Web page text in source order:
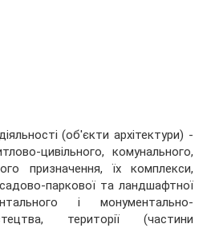
(об'єкти архітектури) -
цивільного, комунального,
призначення, їх комплекси,
паркової та ландшафтної
і монументально-
території (частини